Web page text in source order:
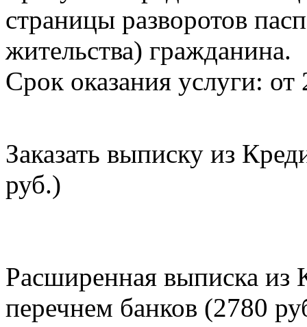
страницы разворотов
жительства) гражданина.
Срок оказания услуги: от
Заказать выписку из
руб.)
Расширенная выписка из
перечнем банков (2780